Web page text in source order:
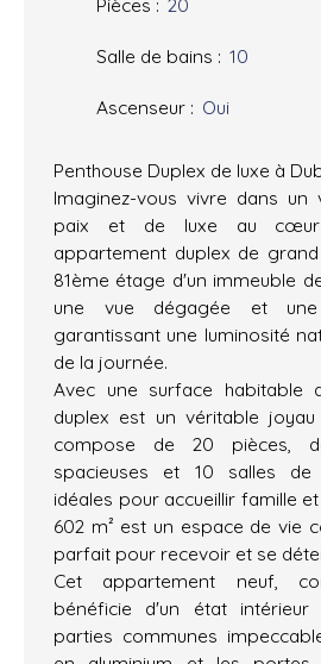
Salle de bains : 10
Ascenseur : Oui
Penthouse Duplex de luxe à
Imaginez-vous vivre dans un
paix et de luxe au
appartement duplex de
81ème étage d'un immeuble
une vue dégagée et une
garantissant une luminosité
de la journée.
Avec une surface habitable
duplex est un véritable joyau
compose de 20 pièces,
spacieuses et 10 salles de
idéales pour accueillir famille
602 m² est un espace de vie
parfait pour recevoir et se
Cet appartement neuf,
bénéficie d'un état
parties communes